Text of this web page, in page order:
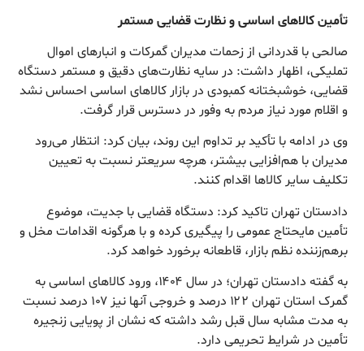
تأمین کالا‌های اساسی و نظارت قضایی مستمر
صالحی با قدردانی از زحمات مدیران گمرکات و انبار‌های اموال
تملیکی، اظهار داشت: در سایه نظارت‌های دقیق و مستمر دستگاه
قضایی، خوشبختانه کمبودی در بازار کالا‌های اساسی احساس نشد
و اقلام مورد نیاز مردم به وفور در دسترس قرار گرفت.
وی در ادامه با تأکید بر تداوم این روند، بیان کرد: انتظار می‌رود
مدیران با هم‌افزایی بیشتر، هرچه سریعتر نسبت به تعیین
تکلیف سایر کالا‌ها اقدام کنند.
دادستان تهران تاکید کرد: دستگاه قضایی با جدیت، موضوع
تأمین مایحتاج عمومی را پیگیری کرده و با هرگونه اقدامات مخل و
برهم‌زننده نظم بازار، قاطعانه برخورد خواهد کرد.
به گفته دادستان تهران؛ در سال ۱۴۰۴، ورود کالا‌های اساسی به
گمرک استان تهران ۱۲۲ درصد و خروجی آنها نیز ۱۰۷ درصد نسبت
به مدت مشابه سال قبل رشد داشته که نشان از پویایی زنجیره
تأمین در شرایط تحریمی دارد.